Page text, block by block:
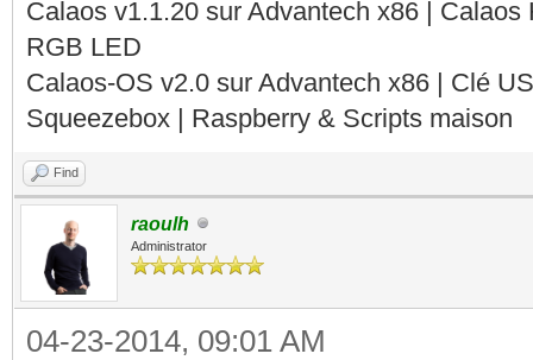
Calaos v1.1.20 sur Advantech x86 |
RGB LED
Calaos-OS v2.0 sur Advantech x86 | Clé
Squeezebox | Raspberry & Scripts maison
Find
raoulh
Administrator
04-23-2014, 09:01 AM